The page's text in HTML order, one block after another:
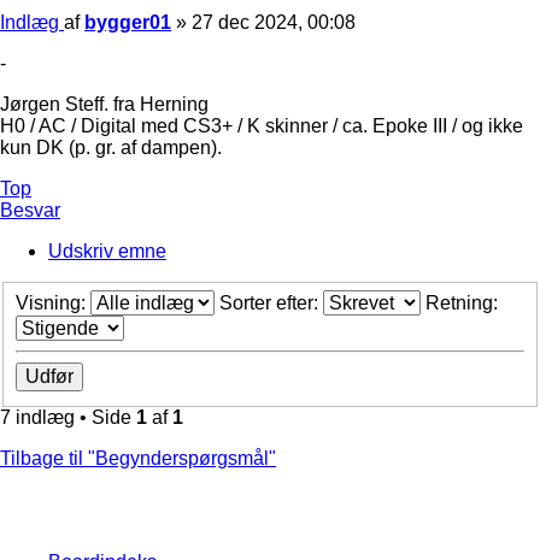
Indlæg af bygger01 » 27 dec 2024, 00:08
-
Jørgen Steff. fra Herning
H0 / AC / Digital med CS3+ / K skinner / ca. Epoke III / og ikke
kun DK (p. gr. af dampen).
Top
Besvar
Udskriv emne
Visning: Sorter efter: Retning:
7 indlæg • Side 1 af 1
Tilbage til "Begynderspørgsmål"